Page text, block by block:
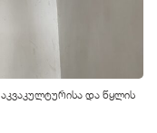
და წყლის